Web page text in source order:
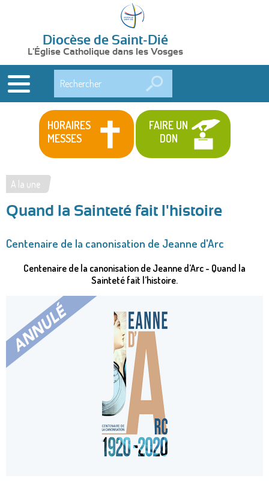
Diocèse de Saint-Dié
L'Église Catholique dans les Vosges
HORAIRES
MESSES
FAIRE UN
DON
Vous
êtes
ici
A la une
Quand la Sainteté fait l'histoire
Centenaire de la canonisation de Jeanne d'Arc
Centenaire de la canonisation de Jeanne d’Arc - Quand la
Sainteté fait l’histoire.